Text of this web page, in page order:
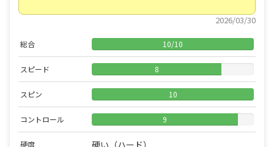
2026/03/30
総合 10/10
スピード 8
スピン 10
コントロール 9
硬度